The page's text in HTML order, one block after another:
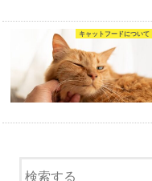
キャットフードについて